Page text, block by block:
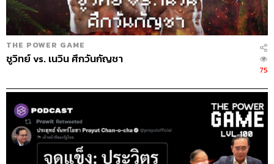
THE POWER GAME
ชูวิทย์ vs. เนวิน ศึกวันกัญชา
75